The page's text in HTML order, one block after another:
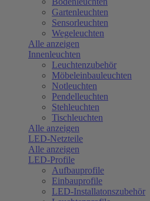
Gartenleuchten
Sensorleuchten
Wegeleuchten
Alle anzeigen
Innenleuchten
Leuchtenzubehör
Möbeleinbauleuchten
Notleuchten
Pendelleuchten
Stehleuchten
Tischleuchten
Alle anzeigen
LED-Netzteile
Alle anzeigen
LED-Profile
Aufbauprofile
Einbauprofile
LED-Installatonszubehör